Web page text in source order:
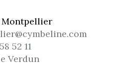
Montpellier
52 11
Verdun